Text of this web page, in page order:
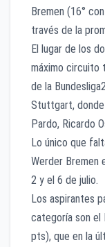
Bremen (16°
través de la
El lugar de los
máximo circuito
de la
Stuttgart, donde
Pardo, Ricardo
Lo único que
Werder Bremen
2 y el 6 de julio.
Los aspirantes
categoría son el
pts), que en la